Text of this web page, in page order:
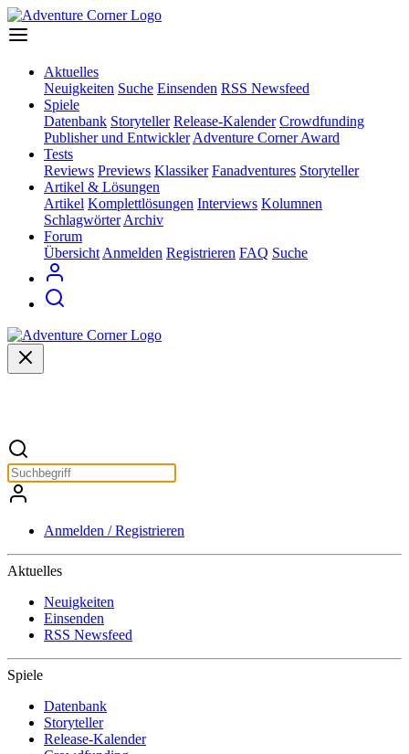
Aktuelles
Neuigkeiten Suche Einsenden RSS Newsfeed
Spiele
Datenbank Storyteller Release-Kalender Crowdfunding
Publisher und Entwickler Adventure Corner Award
Tests
Reviews Previews Klassiker Fanadventures Storyteller
Artikel & Lösungen
Artikel Komplettlösungen Interviews Kolumnen
Schlagwörter Archiv
Forum
Übersicht Anmelden Registrieren FAQ Suche
Anmelden / Registrieren
Aktuelles
Neuigkeiten
Einsenden
RSS Newsfeed
Spiele
Datenbank
Storyteller
Release-Kalender